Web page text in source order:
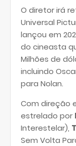
O diretor irá
Universal
lançou em
do cineasta
Milhões de
incluindo
para Nolan.
Com direção
estrelado por
Interestelar),
Sem Volta